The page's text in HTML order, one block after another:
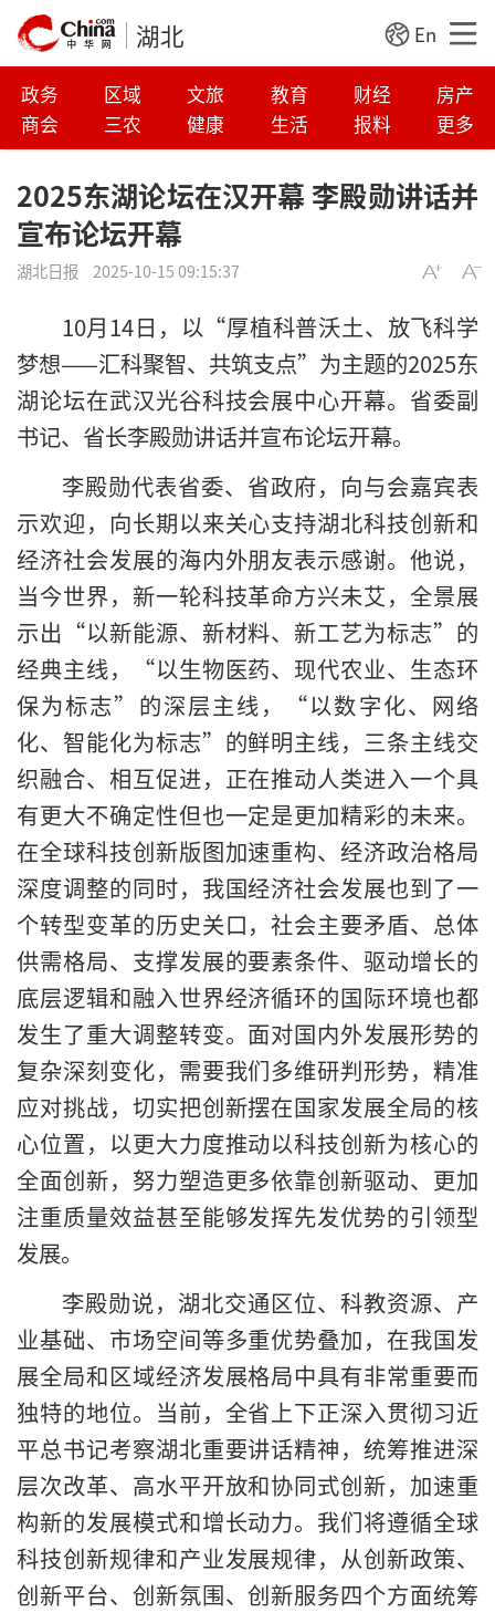
湖北 En
政务 区域 文旅 教育 财经
房产
商会
三农 健康 生活 报料 更多
2025东湖论坛在汉开幕 李殿勋讲话并
宣布论坛开幕
湖北日报 2025-10-15 09:15:37
10月14日，以“厚植科普沃土、放飞科学
梦想——汇科聚智、共筑支点”为主题的2025东
湖论坛在武汉光谷科技会展中心开幕。省委副
书记、省长李殿勋讲话并宣布论坛开幕。
李殿勋代表省委、省政府，向与会嘉宾表
示欢迎，向长期以来关心支持湖北科技创新和
经济社会发展的海内外朋友表示感谢。他说，
当今世界，新一轮科技革命方兴未艾，全景展
示出“以新能源、新材料、新工艺为标志”的
经典主线，“以生物医药、现代农业、生态环
保为标志”的深层主线，“以数字化、网络
化、智能化为标志”的鲜明主线，三条主线交
织融合、相互促进，正在推动人类进入一个具
有更大不确定性但也一定是更加精彩的未来。
在全球科技创新版图加速重构、经济政治格局
深度调整的同时，我国经济社会发展也到了一
个转型变革的历史关口，社会主要矛盾、总体
供需格局、支撑发展的要素条件、驱动增长的
底层逻辑和融入世界经济循环的国际环境也都
发生了重大调整转变。面对国内外发展形势的
复杂深刻变化，需要我们多维研判形势，精准
应对挑战，切实把创新摆在国家发展全局的核
心位置，以更大力度推动以科技创新为核心的
全面创新，努力塑造更多依靠创新驱动、更加
注重质量效益甚至能够发挥先发优势的引领型
发展。
李殿勋说，湖北交通区位、科教资源、产
业基础、市场空间等多重优势叠加，在我国发
展全局和区域经济发展格局中具有非常重要而
独特的地位。当前，全省上下正深入贯彻习近
平总书记考察湖北重要讲话精神，统筹推进深
层次改革、高水平开放和协同式创新，加速重
构新的发展模式和增长动力。我们将遵循全球
科技创新规律和产业发展规律，从创新政策、
创新平台、创新氛围、创新服务四个方面统筹